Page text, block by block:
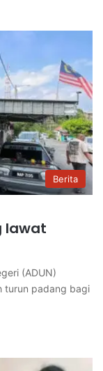
Berita
lawat
(ADUN)
turun padang bagi